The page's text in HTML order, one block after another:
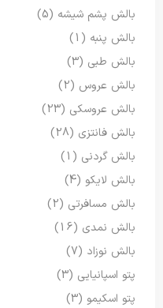
بالش پشم شیشه (5)
بالش پنبه (1)
بالش طبی (3)
بالش عروس (2)
بالش عروسکی (23)
بالش فانتزی (28)
بالش گردنی (1)
بالش لایکو (4)
بالش مسافرتی (2)
بالش نمدی (16)
بالش نوزاد (7)
پتو اسپانیایی (3)
پتو اسکیمو (3)